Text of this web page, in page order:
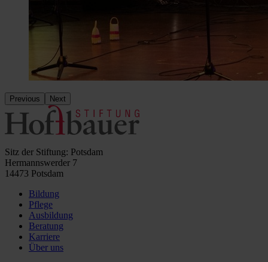
Previous Next
Sitz der Stiftung: Potsdam
Hermannswerder 7
14473 Potsdam
Bildung
Pflege
Ausbildung
Beratung
Karriere
Über uns